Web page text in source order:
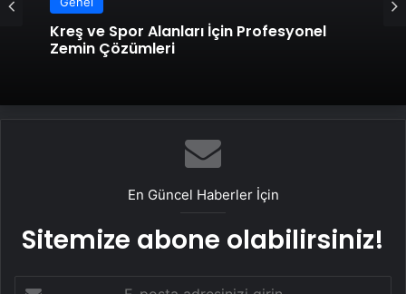
Kreş ve Spor Alanları İçin Profesyonel
Zemin Çözümleri
En Güncel Haberler İçin
Sitemize abone olabilirsiniz!